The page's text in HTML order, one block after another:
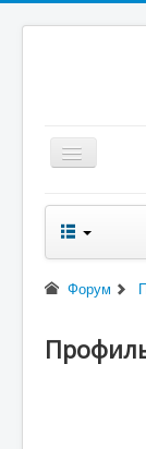
Главная
Новости
Реквизиты
Форум